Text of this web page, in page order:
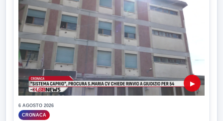
▶
6 AGOSTO 2026
CRONACA